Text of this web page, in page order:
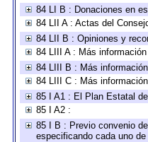
84 LI B : Donaciones en
84 LII A : Actas del
84 LII B : Opiniones y
84 LIII A : Más
84 LIII B : Más
84 LIII C : Más
85 I A1 : El Plan Estatal
85 I A2 :
85 I B : Previo convenio
especificando cada uno